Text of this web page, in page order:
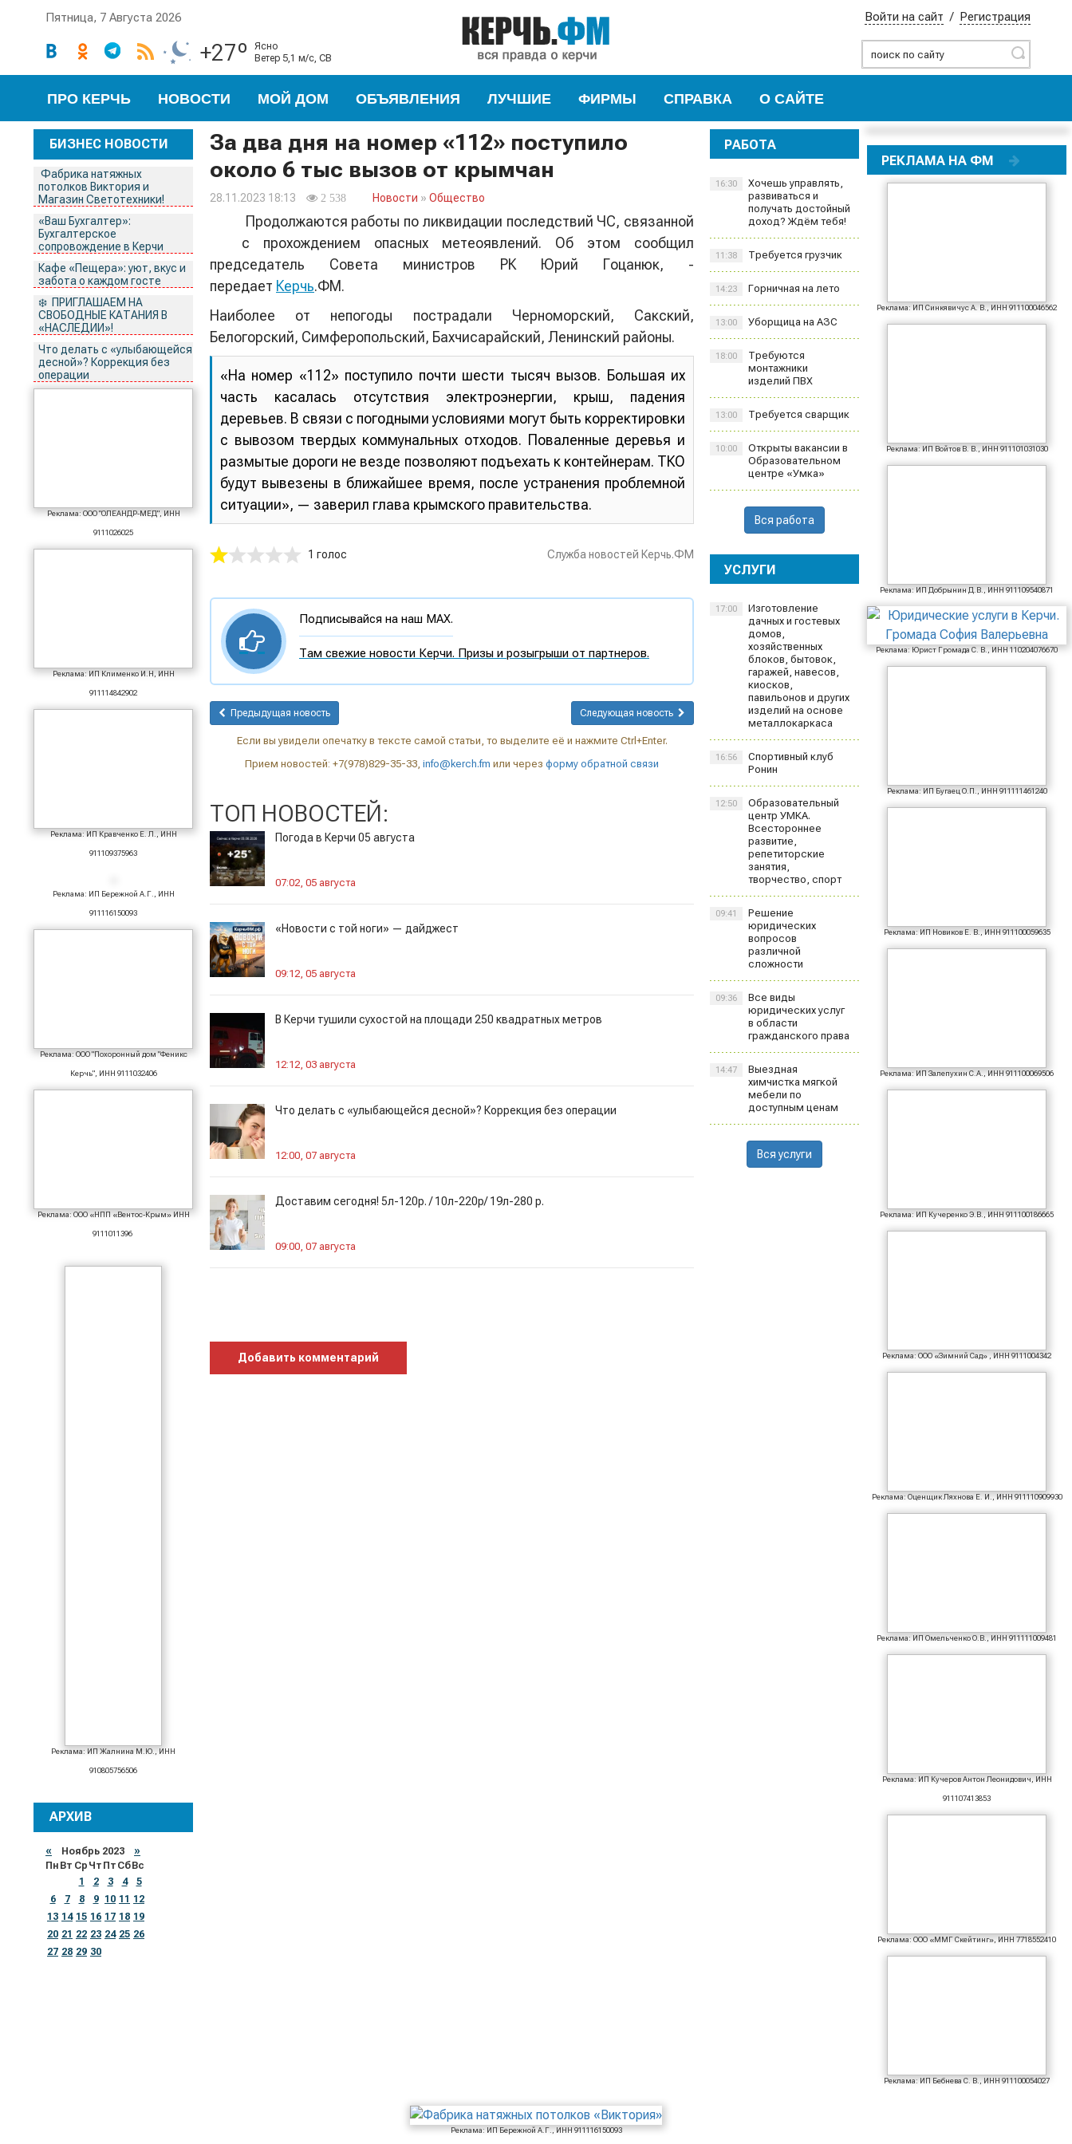
Пятница, 7 Августа 2026
Найти
Войти на сайт / Регистрация
+27º
ясно
ветер 5,1 м/с, СВ
ПРО КЕРЧЬ НОВОСТИ МОЙ ДОМ ОБЪЯВЛЕНИЯ ЛУЧШИЕ ФИРМЫ СПРАВКА О САЙТЕ
БИЗНЕС НОВОСТИ
Фабрика натяжных
потолков Виктория и
Магазин Светотехники!
«Ваш Бухгалтер»:
Бухгалтерское
сопровождение в Керчи
Кафе «Пещера»: уют, вкус и
забота о каждом госте
❄️ ПРИГЛАШАЕМ НА
СВОБОДНЫЕ КАТАНИЯ В
«НАСЛЕДИИ»!
Что делать с «улыбающейся
десной»? Коррекция без
операции
Реклама: ООО "ОЛЕАНДР-МЕД", ИНН
9111026025
Реклама: ИП Клименко И.Н, ИНН
911114842902
Реклама: ИП Кравченко Е. Л., ИНН
911109375963
Реклама: ИП Бережной А.Г., ИНН
911116150093
Реклама: ООО "Похоронный дом "Феникс
Керчь", ИНН 9111032406
Реклама: ООО «НПП «Вентос-Крым» ИНН
9111011396
Реклама: ИП Жалнина М.Ю., ИНН
910805756506
АРХИВ
« Ноябрь 2023 »
Пн Вт Ср Чт Пт Сб Вс
1
2 3 4
5
6
7 8 9 10 11 12
13 14 15 16 17 18 19
20 21 22 23 24 25 26
27 28 29 30
За два дня на номер «112» поступило
около 6 тыс вызов от крымчан
28.11.2023 18:13 2 538 Новости » Общество
Продолжаются работы по ликвидации последствий ЧС, связанной
с прохождением опасных метеоявлений. Об этом сообщил
председатель Совета министров РК Юрий Гоцанюк, -
передает Керчь.ФМ.
Наиболее от непогоды пострадали Черноморский, Сакский,
Белогорский, Симферопольский, Бахчисарайский, Ленинский районы.
«На номер «112» поступило почти шести тысяч вызов. Большая их
часть касалась отсутствия электроэнергии, крыш, падения
деревьев. В связи с погодными условиями могут быть корректировки
с вывозом твердых коммунальных отходов. Поваленные деревья и
размытые дороги не везде позволяют подъехать к контейнерам. ТКО
будут вывезены в ближайшее время, после устранения проблемной
ситуации», — заверил глава крымского правительства.
1 голос Служба новостей Керчь.ФМ
Подписывайся на наш MAX.
Там свежие новости Керчи. Призы и розыгрыши от партнеров.
Предыдущая новость Следующая новость
Если вы увидели опечатку в тексте самой статьи, то выделите её и нажмите Ctrl+Enter.
Прием новостей: +7(978)829-35-33, info@kerch.fm или через форму обратной связи
ТОП НОВОСТЕЙ:
Погода в Керчи 05 августа
07:02, 05 августа
«Новости с той ноги» — дайджест
09:12, 05 августа
В Керчи тушили сухостой на площади 250 квадратных метров
12:12, 03 августа
Что делать с «улыбающейся десной»? Коррекция без операции
12:00, 07 августа
Доставим сегодня! 5л-120р. / 10л-220р/ 19л-280 р.
09:00, 07 августа
Добавить комментарий
РАБОТА
Хочешь управлять,
развиваться и
получать достойный
доход? Ждём тебя!
16:30
Требуется грузчик
11:38
Горничная на лето
14:23
Уборщица на АЗС
13:00
Требуются
монтажники
изделий ПВХ
18:00
Требуется сварщик
13:00
Открыты вакансии в
Образовательном
центре «Умка»
10:00
Вся работа
УСЛУГИ
Изготовление
дачных и гостевых
домов,
хозяйственных
блоков, бытовок,
гаражей, навесов,
киосков,
павильонов и других
изделий на основе
металлокаркаса
17:00
Спортивный клуб
Ронин
16:56
Образовательный
центр УМКА.
Всестороннее
развитие,
репетиторские
занятия,
творчество, спорт
12:50
Решение
юридических
вопросов
различной
сложности
09:41
Все виды
юридических услуг
в области
гражданского права
09:36
Выездная
химчистка мягкой
мебели по
доступным ценам
14:47
Вся услуги
РЕКЛАМА НА ФМ
Реклама: ИП Синкявичус А. В., ИНН 911100046562
Реклама: ИП Войтов В. В., ИНН 911101031030
Реклама: ИП Добрынин Д.В., ИНН 911109540871
Реклама: Юрист Громада С. В., ИНН 110204076670
Реклама: ИП Бугаец О.П., ИНН 911111461240
Реклама: ИП Новиков Е. В., ИНН 911100059635
Реклама: ИП Залепухин С.А., ИНН 911100069506
Реклама: ИП Кучеренко Э.В., ИНН 911100186665
Реклама: ООО «Зимний Сад» , ИНН 9111004342
Реклама: Оценщик Ляхнова Е. И., ИНН 911110909930
Реклама: ИП Омельченко О.В., ИНН 911111009481
Реклама: ИП Кучеров Антон Леонидович, ИНН
911107413853
Реклама: ООО «ММГ Скейтинг», ИНН 7718552410
Реклама: ИП Бебнева С. В., ИНН 911100054027
Реклама: ИП Бережной А.Г., ИНН 911116150093